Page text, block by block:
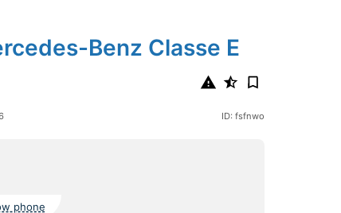
Benz Classe E
ID: fsfnwo
phone